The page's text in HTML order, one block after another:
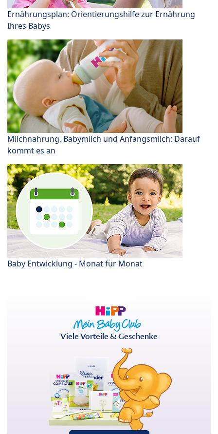
Ernährungsplan: Orientierungshilfe zur Ernährung
Ihres Babys
Milchnahrung, Babymilch und Anfangsmilch: Darauf
kommt es an
Baby Entwicklung - Monat für Monat
Viele Vorteile & Geschenke